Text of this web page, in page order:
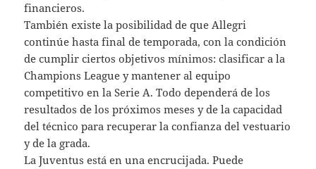
financieros.
También existe la posibilidad de que Allegri
continúe hasta final de temporada, con la condición
de cumplir ciertos objetivos mínimos: clasificar a la
Champions League y mantener al equipo
competitivo en la Serie A. Todo dependerá de los
resultados de los próximos meses y de la capacidad
del técnico para recuperar la confianza del vestuario
y de la grada.
La Juventus está en una encrucijada. Puede